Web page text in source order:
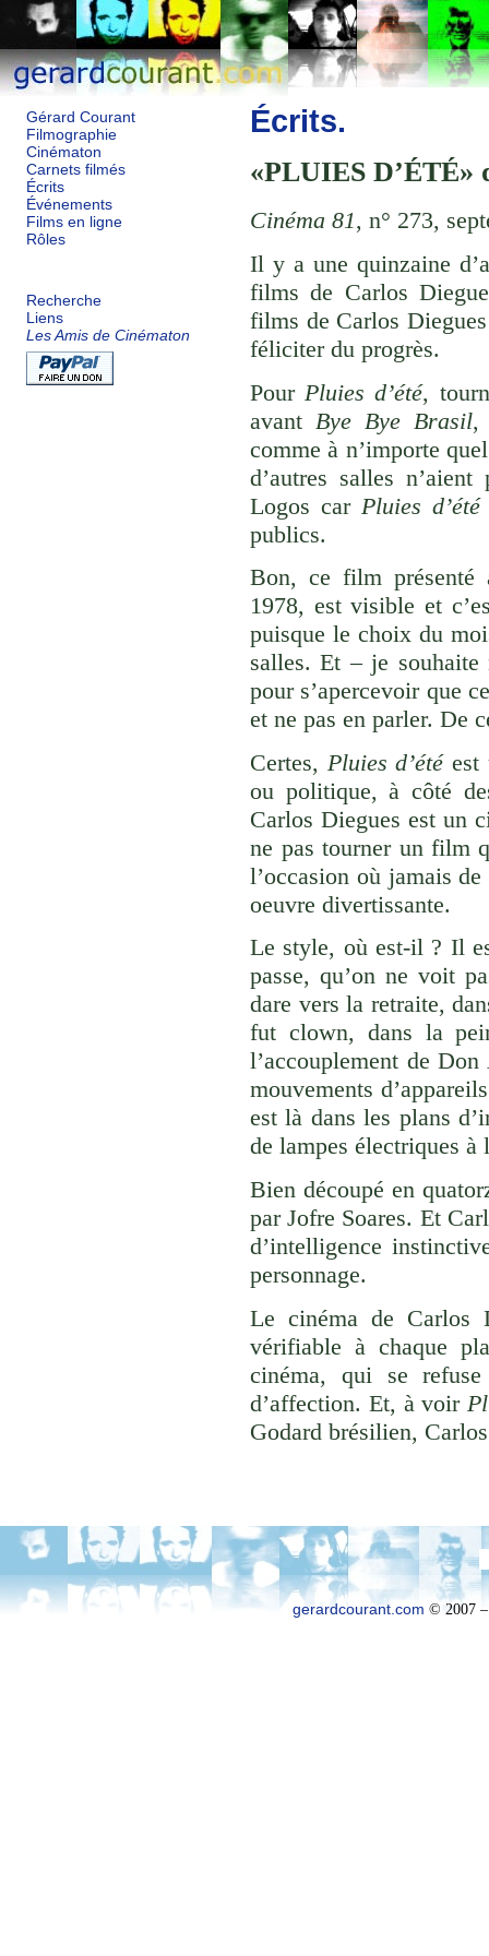
Gérard Courant
Filmographie
Cinématon
Carnets filmés
Écrits
Événements
Films en ligne
Rôles
Recherche
Liens
Les Amis de Cinématon
Écrits.
PLUIES D’ÉTÉ
Cinéma 81, n° 273,
Il y a une quinzaine
films de Carlos
films de Carlos
féliciter du progrès.
Pour Pluies d’été,
avant Bye Bye Brasil,
comme à n’importe
d’autres salles
Logos car Pluies d’été
publics.
Bon, ce film présenté
1978, est visible et
puisque le choix du
salles. Et – je
pour s’apercevoir que
et ne pas en parler. De
Certes, Pluies d’étéest
ou politique, à côté
Carlos Diegues est un
ne pas tourner un film
l’occasion où jamais
oeuvre divertissante.
Le style, où est-il ? Il
passe, qu’on ne voit
dare vers la retraite,
fut clown, dans la
l’accouplement de
mouvements
est là dans les plans
de lampes électriques à
Bien découpé en
par Jofre Soares. Et
d’intelligence
personnage.
Le cinéma de Carlos
vérifiable à chaque
cinéma, qui se
d’affection. Et, à voir
Godard brésilien,
gerardcourant.com © 2007